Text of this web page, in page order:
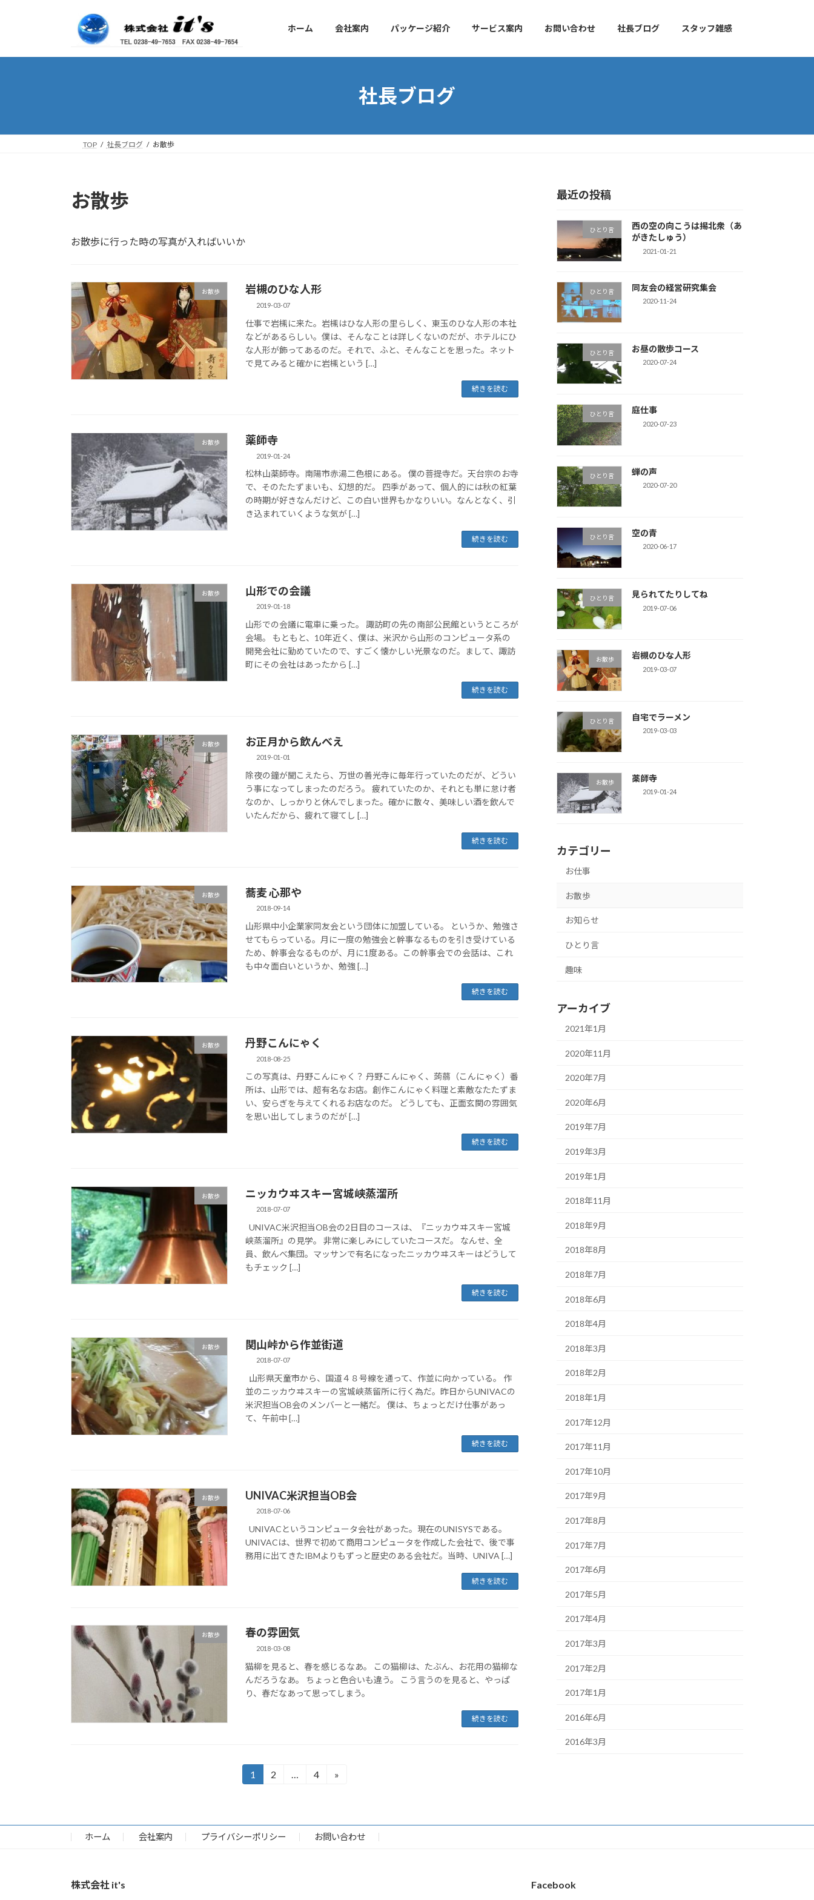
プ
動
ホーム 会社案内 パッケージ紹介 サービス案内 お問い合わせ 社長ブログ スタッフ雑感
社長ブログ
TOP 社長ブログ お散歩
お散歩
お散歩に行った時の写真が入ればいいか
お散歩 岩槻のひな人形
2019-03-07
仕事で岩槻に来た。岩槻はひな人形の里らしく、東玉のひな人形の本社
などがあるらしい。僕は、そんなことは詳しくないのだが、ホテルにひ
な人形が飾ってあるのだ。それで、ふと、そんなことを思った。ネット
で見てみると確かに岩槻という […]
続きを読む
お散歩 薬師寺
2019-01-24
松林山薬師寺。南陽市赤湯二色根にある。 僕の菩提寺だ。天台宗のお寺
で、そのたたずまいも、幻想的だ。 四季があって、個人的には秋の紅葉
の時期が好きなんだけど、この白い世界もかなりいい。なんとなく、引
き込まれていくような気が […]
続きを読む
お散歩 山形での会議
2019-01-18
山形での会議に電車に乗った。 諏訪町の先の南部公民館というところが
会場。 もともと、10年近く、僕は、米沢から山形のコンピュータ系の
開発会社に勤めていたので、すごく懐かしい光景なのだ。まして、諏訪
町にその会社はあったから […]
続きを読む
お散歩 お正月から飲んべえ
2019-01-01
除夜の鐘が聞こえたら、万世の善光寺に毎年行っていたのだが、どうい
う事になってしまったのだろう。 疲れていたのか、それとも単に怠け者
なのか、しっかりと休んでしまった。確かに散々、美味しい酒を飲んで
いたんだから、疲れて寝てし […]
続きを読む
お散歩 蕎麦 心那や
2018-09-14
山形県中小企業家同友会という団体に加盟している。 というか、勉強さ
せてもらっている。月に一度の勉強会と幹事なるものを引き受けている
ため、幹事会なるものが、月に1度ある。この幹事会での会話は、これ
も中々面白いというか、勉強 […]
続きを読む
お散歩 丹野こんにゃく
2018-08-25
この写真は、丹野こんにゃく？ 丹野こんにゃく、蒟蒻（こんにゃく）番
所は、山形では、超有名なお店。創作こんにゃく料理と素敵なたたずま
い、安らぎを与えてくれるお店なのだ。 どうしても、正面玄関の雰囲気
を思い出してしまうのだが […]
続きを読む
お散歩 ニッカウヰスキー宮城峡蒸溜所
2018-07-07
UNIVAC米沢担当OB会の2日目のコースは、『ニッカウヰスキー宮城
峡蒸溜所』の見学。 非常に楽しみにしていたコースだ。 なんせ、全
員、飲んべ集団。マッサンで有名になったニッカウヰスキーはどうして
もチェック […]
続きを読む
お散歩 関山峠から作並街道
2018-07-07
山形県天童市から、国道４８号線を通って、作並に向かっている。 作
並のニッカウヰスキーの宮城峡蒸留所に行く為だ。昨日からUNIVACの
米沢担当OB会のメンバーと一緒だ。 僕は、ちょっとだけ仕事があっ
て、午前中 […]
続きを読む
お散歩 UNIVAC米沢担当OB会
2018-07-06
UNIVACというコンピュータ会社があった。現在のUNISYSである。
UNIVACは、世界で初めて商用コンピュータを作成した会社で、後で事
務用に出てきたIBMよりもずっと歴史のある会社だ。当時、UNIVA […]
続きを読む
お散歩 春の雰囲気
2018-03-08
猫柳を見ると、春を感じるなあ。 この猫柳は、たぶん、お花用の猫柳な
んだろうなあ。 ちょっと色合いも違う。 こう言うのを見ると、やっぱ
り、春だなあって思ってしまう。
続きを読む
の
ペ
ジ
固
ジ
1
固
ジ
2 …
固
ジ
4 »
最近の投稿
ひとり言
西の空の向こうは掦北衆（あ
がきたしゅう）
2021-01-21
ひとり言 同友会の経営研究集会
2020-11-24
ひとり言 お昼の散歩コース
2020-07-24
ひとり言 庭仕事
2020-07-23
ひとり言 蝉の声
2020-07-20
ひとり言 空の青
2020-06-17
ひとり言 見られてたりしてね
2019-07-06
お散歩 岩槻のひな人形
2019-03-07
ひとり言 自宅でラーメン
2019-03-03
お散歩 薬師寺
2019-01-24
カテゴリー
お仕事
お散歩
お知らせ
ひとり言
趣味
アーカイブ
2021年1月
2020年11月
2020年7月
2020年6月
2019年7月
2019年3月
2019年1月
2018年11月
2018年9月
2018年8月
2018年7月
2018年6月
2018年4月
2018年3月
2018年2月
2018年1月
2017年12月
2017年11月
2017年10月
2017年9月
2017年8月
2017年7月
2017年6月
2017年5月
2017年4月
2017年3月
2017年2月
2017年1月
2016年6月
2016年3月
ホーム 会社案内 プライバシーポリシー お問い合わせ
株式会社 it's Facebook